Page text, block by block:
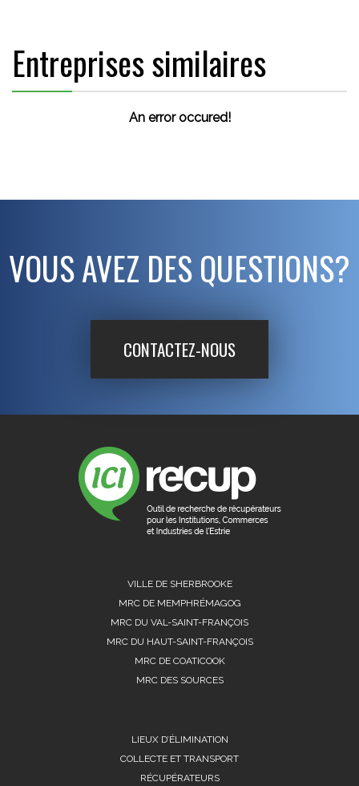
Entreprises similaires
An error occured!
VOUS AVEZ DES QUESTIONS?
CONTACTEZ-NOUS
VILLE DE SHERBROOKE
MRC DE MEMPHRÉMAGOG
MRC DU VAL-SAINT-FRANÇOIS
MRC DU HAUT-SAINT-FRANÇOIS
MRC DE COATICOOK
MRC DES SOURCES
LIEUX D’ÉLIMINATION
COLLECTE ET TRANSPORT
RÉCUPÉRATEURS